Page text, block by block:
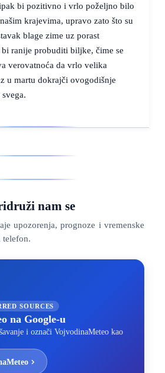
bi pozitivno i vrlo poželjno bilo
krajevima, upravo zato što su
blage zime uz porast
bi ranije probuditi biljke, čime se
verovatnoća da vrlo velika
u martu dokrajči ovogodišnje
nam se
upozorenja, prognoze i vremenske
SOURCES
na Google-u
i označi VojvodinaMeteo kao